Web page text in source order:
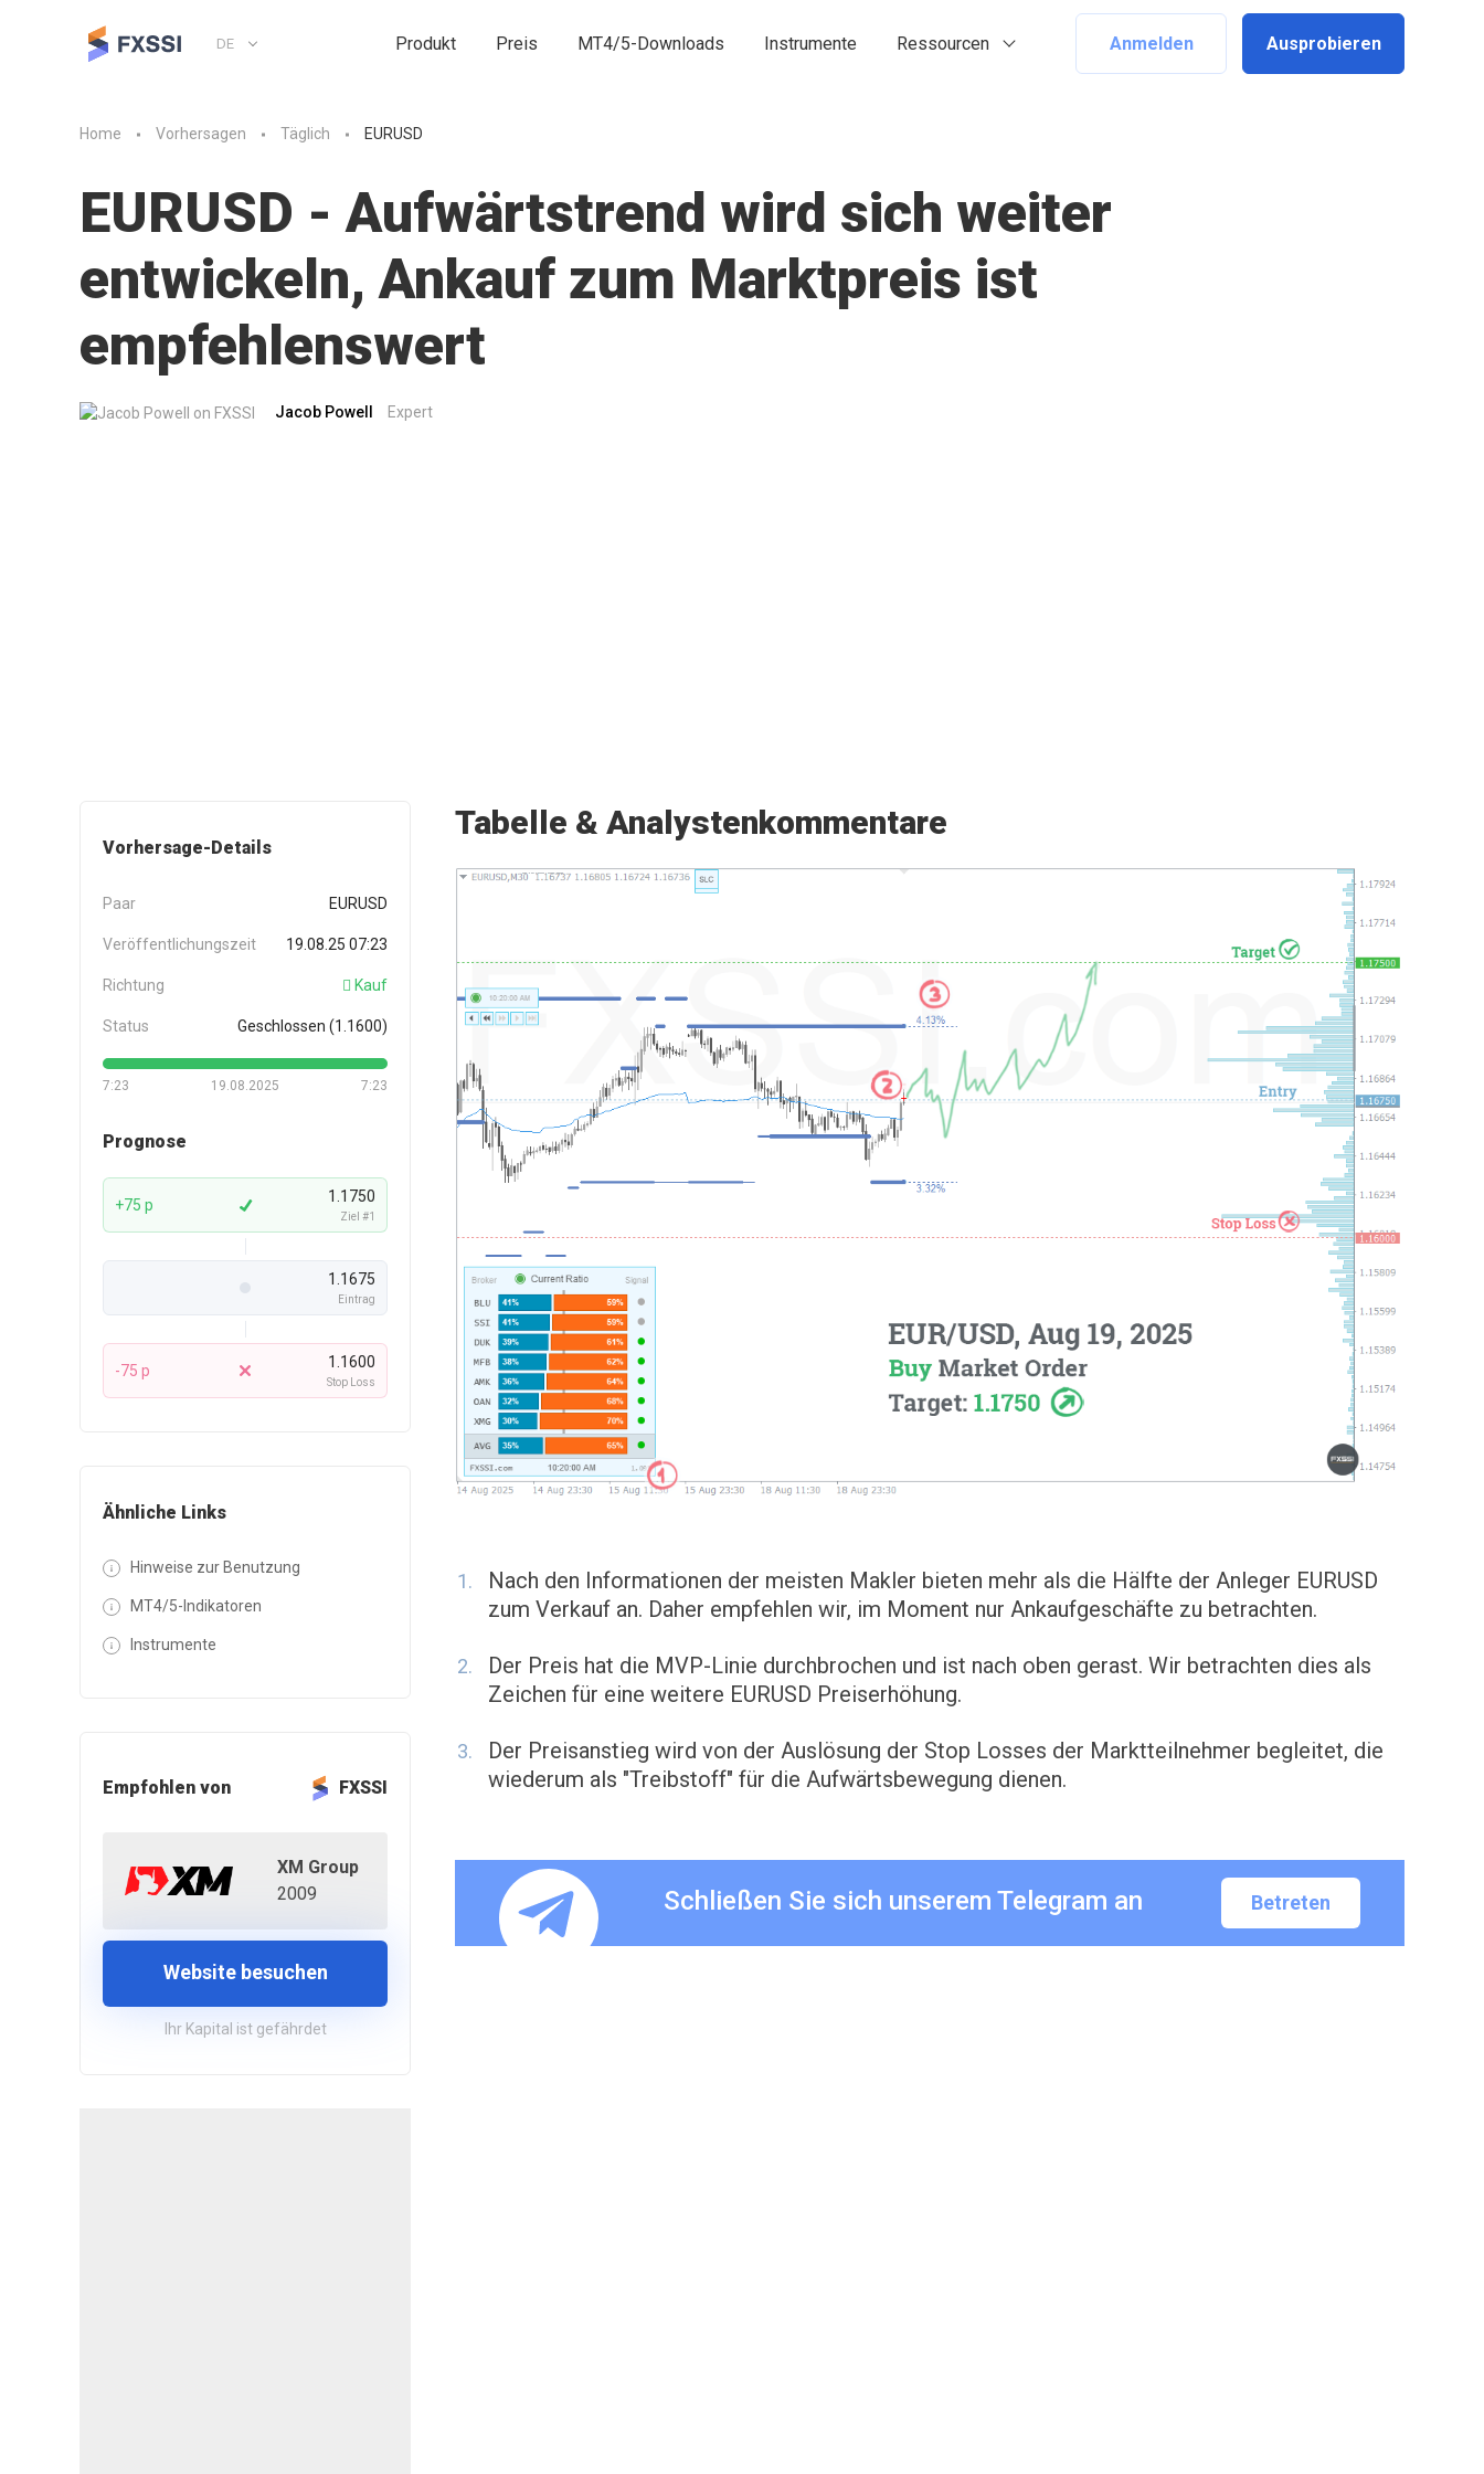
DE Produkt Preis MT4/5-Downloads Instrumente Ressourcen Anmelden Ausprobieren
Home Vorhersagen Täglich EURUSD
EURUSD - Aufwärtstrend wird sich weiter
entwickeln, Ankauf zum Marktpreis ist
empfehlenswert
Jacob Powell Expert
Vorhersage-Details
Paar EURUSD
Veröffentlichungszeit 19.08.25 07:23
Richtung Kauf
Status Geschlossen (1.1600)
7:23 7:23
19.08.2025
Prognose
+75 p 1.1750
Ziel #1
1.1675
Eintrag
-75 p 1.1600
Stop Loss
Ähnliche Links
Hinweise zur Benutzung
MT4/5-Indikatoren
Instrumente
Empfohlen von FXSSI
XM Group
2009
Website besuchen
Ihr Kapital ist gefährdet
Tabelle & Analystenkommentare
Nach den Informationen der meisten Makler bieten mehr als die Hälfte der Anleger EURUSD
zum Verkauf an. Daher empfehlen wir, im Moment nur Ankaufgeschäfte zu betrachten.
Der Preis hat die MVP-Linie durchbrochen und ist nach oben gerast. Wir betrachten dies als
Zeichen für eine weitere EURUSD Preiserhöhung.
Der Preisanstieg wird von der Auslösung der Stop Losses der Marktteilnehmer begleitet, die
wiederum als "Treibstoff" für die Aufwärtsbewegung dienen.
Schließen Sie sich unserem Telegram an Betreten